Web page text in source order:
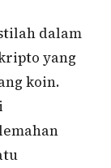
dalam
yang
koin.